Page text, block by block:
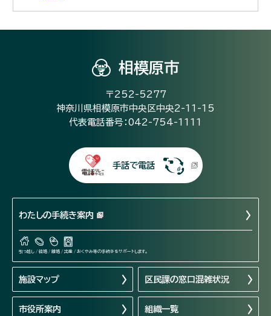
相模原市
〒252-5277
神奈川県相模原市中央区中央2-11-15
代表電話番号：042-754-1111
手話で電話
わたしの手続き案内
引っ越し / 結婚 / 離婚 / 出産 / おくやみ等の手続きをサポートします。
施設マップ 区民課の窓口混雑状況
市役所案内 組織一覧